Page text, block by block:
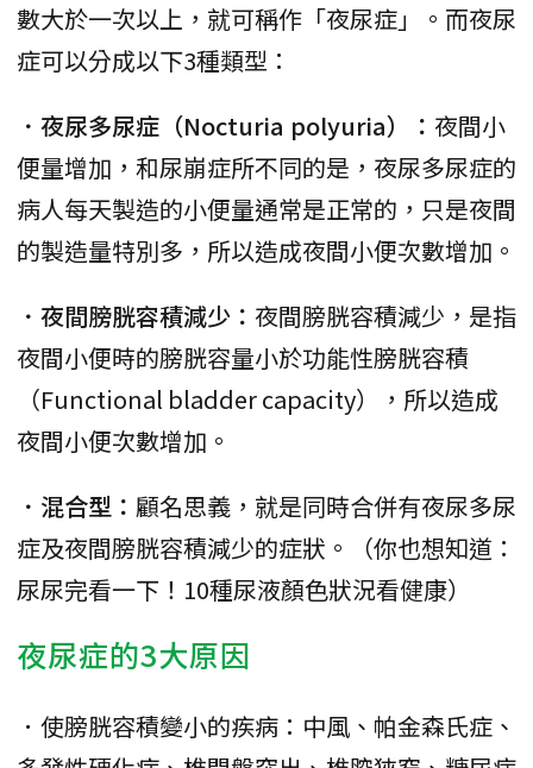
數大於一次以上，就可稱作「夜尿症」。而夜尿
症可以分成以下3種類型：
．夜尿多尿症（Nocturia polyuria）： 夜間小
便量增加，和尿崩症所不同的是，夜尿多尿症的
病人每天製造的小便量通常是正常的，只是夜間
的製造量特別多，所以造成夜間小便次數增加。
．夜間膀胱容積減少： 夜間膀胱容積減少，是指
夜間小便時的膀胱容量小於功能性膀胱容積
（Functional bladder capacity），所以造成
夜間小便次數增加。
．混合型： 顧名思義，就是同時合併有夜尿多尿
症及夜間膀胱容積減少的症狀。（你也想知道：
尿尿完看一下！10種尿液顏色狀況看健康）
夜尿症的3大原因
．使膀胱容積變小的疾病：中風、帕金森氏症、